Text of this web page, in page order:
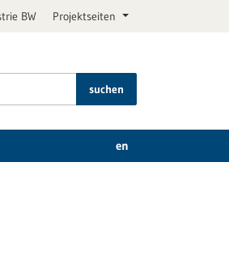
BW Projektseiten
suchen
en